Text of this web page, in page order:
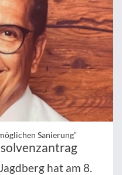
Sanierung“
hat am 8.